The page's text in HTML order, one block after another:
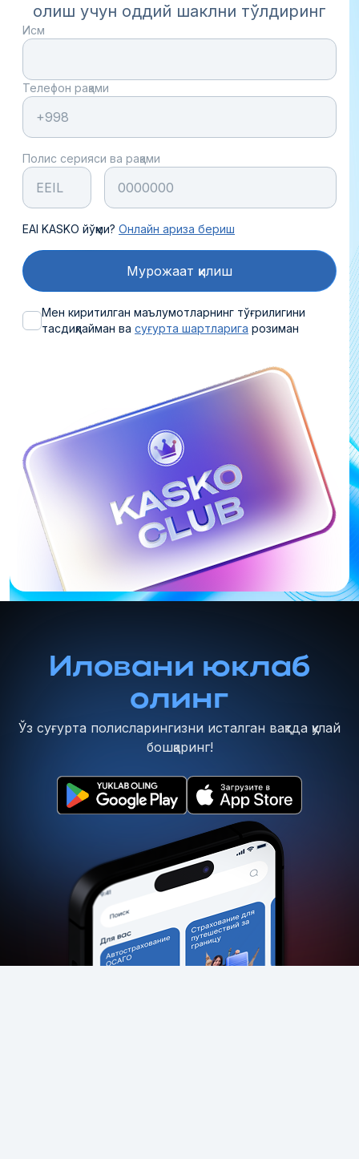
олиш учун оддий шаклни тўлдиринг
Исм
Телефон рақами
Полис серияси ва рақами
EAI KASKO йўқми? Онлайн ариза бериш
Мурожаат қилиш
Мен киритилган маълумотларнинг тўғрилигини
тасдиқлайман ва суғурта шартларига розиман
Иловани юклаб
олинг
Ўз суғурта полисларингизни исталган вақтда қулай
бошқаринг!